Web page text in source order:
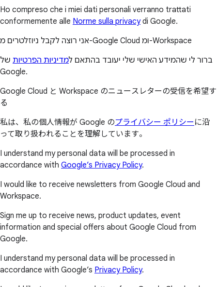
Ho compreso che i miei dati personali verranno trattati
conformemente alle Norme sulla privacydi Google.
אני רוצה לקבל ניוזלטרים מ-Google Cloud ומ-Workspace
ברור לי שהמידע האישי שלי יעובד בהתאם למדיניות הפרטיות של
Google.
Google Cloud と Workspace のニュースレターの受信を希望す
る
私は、私の個人情報が Google のプライバシー ポリシー に沿
って取り扱われることを理解しています。
I understand my personal data will be processed in
accordance with Google’s Privacy Policy.
I would like to receive newsletters from Google Cloud and
Workspace.
Sign me up to receive news, product updates, event
information and special offers about Google Cloud from
Google.
I understand my personal data will be processed in
accordance with Google’s Privacy Policy.